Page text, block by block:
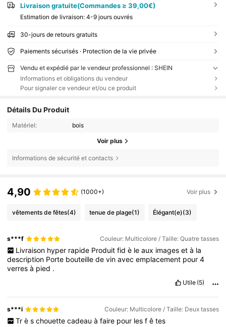
Livraison gratuite(Commandes ≥ 39,00€)
Estimation de livraison: 4-9 jours ouvrés
30-jours de retours gratuits
Paiements sécurisés · Protection de la vie privée
Vendu et expédié par le vendeur professionnel : SHEIN
Informations et obligations du vendeur
Pour signaler ce vendeur et/ou ce produit
Détails Du Produit
Matériel: bois
Voir plus
Informations de sécurité et contacts
4,90 (1000+) Voir plus
vêtements de fêtes(4) tenue de plage(1) Élégant(e)(3)
s***f Couleur: Multicolore / Taille: Quatre tasses
Livraison hyper rapide Produit fid è le aux images et à la
description Porte bouteilledevinavecemplacement pour4
verresà pied .
Utile (5)
s***i Couleur: Multicolore / Taille: Deux tasses
Tr è s chouette cadeau à faire pour les f ê tes